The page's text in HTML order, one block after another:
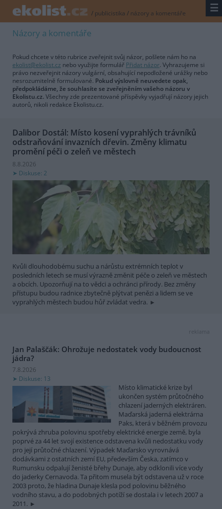
/ publicistika / názory a komentáře ☰
Názory a komentáře
Pokud chcete v této rubrice zveřejnit svůj názor, pošlete nám ho na
ekolist@ekolist.cz nebo využijte formulář Přidat názor. Vyhrazujeme si
právo nezveřejnit názory vulgární, obsahující nepodložené urážky nebo
nesrozumitelně formulované. Pokud výslovně neuvedete opak,
předpokládáme, že souhlasíte se zveřejněním vašeho názoru v
Ekolistu.cz. Všechny zde prezentované příspěvky vyjadřují názory jejich
autorů, nikoli redakce Ekolistu.cz.
Dalibor Dostál: Místo kosení vyprahlých trávníků
odstraňování invazních dřevin. Změny klimatu
promění péči o zeleň ve městech
8.8.2026
Diskuse: 2
Kvůli dlouhodobému suchu a nárůstu extrémních teplot v
posledních letech se musí výrazně změnit péče o zeleň ve městech
a obcích. Upozorňují na to vědci a ochránci přírody. Bez změny
přístupu budou radnice zbytečně plýtvat penězi a lidem se ve
vyprahlých městech budou hůř zvládat vedra.
reklama
Jan Palaščák: Ohrožuje nedostatek vody budoucnost
jádra?
7.8.2026
Diskuse: 13
Místo klimatické krize byl
ukončen systém průtočného
chlazení jaderných elektráren.
Maďarská jaderná elektrárna
Paks, která v běžném provozu
pokrývá zhruba polovinu spotřeby elektrické energie země, byla
poprvé za 44 let svojí existence odstavena kvůli nedostatku vody
pro její průtočné chlazení. Výpadek Maďarsko vyrovnává
dodávkami z ostatních zemí EU, především Česka, zatímco v
Rumunsku odpalují ženisté břehy Dunaje, aby odklonili více vody
do jaderky Cernavoda. Ta přitom musela být odstavena už v roce
2003 proto, že hladina Dunaje klesla pod polovinu běžného
vodního stavu, a do podobných potíží se dostala i v letech 2007 a
2011.